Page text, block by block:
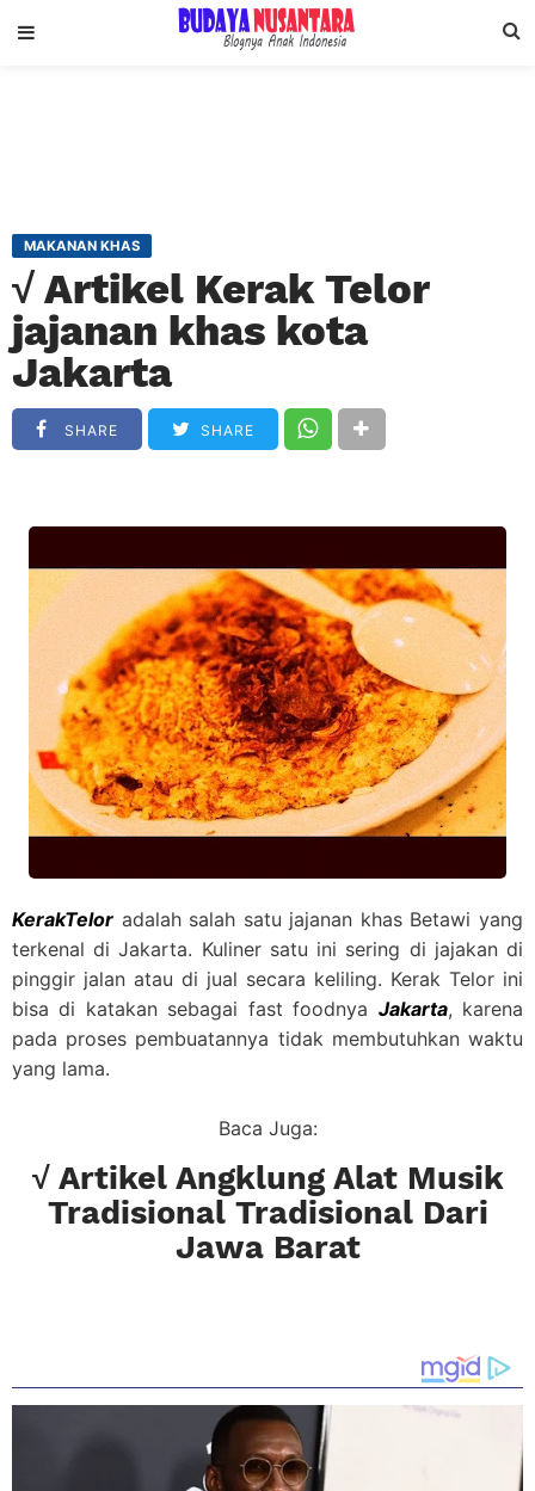
MAKANAN KHAS
√ Artikel Kerak Telor
jajanan khas kota
Jakarta
SHARE SHARE
KerakTelor adalah salah satu jajanan khas Betawi yang
terkenal di Jakarta. Kuliner satu ini sering di jajakan di
pinggir jalan atau di jual secara keliling. Kerak Telor ini
bisa di katakan sebagai fast foodnya Jakarta, karena
pada proses pembuatannya tidak membutuhkan waktu
yang lama.
Baca Juga:
√ Artikel Angklung Alat Musik
Tradisional Tradisional Dari
Jawa Barat